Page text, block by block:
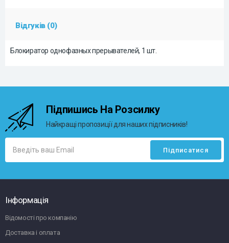
Відгуків (0)
Блокиратор однофазных прерывателей, 1 шт.
Підпишись На Розсилку
Найкращі пропозиції для наших підписників!
Інформація
Відомості про компанію
Доставка і оплата